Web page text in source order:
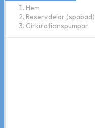
Hem
Reservdelar (spabad)
Cirkulationspumpar